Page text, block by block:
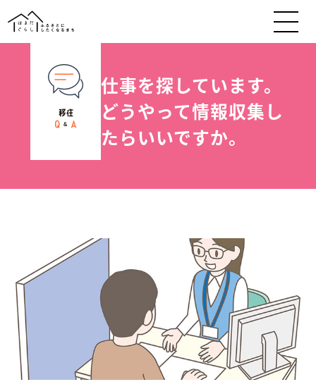
仕事を探しています。
どうやって情報収集し
たらいいですか。